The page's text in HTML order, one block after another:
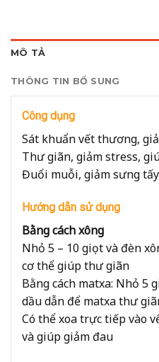
MÔ TẢ
THÔNG TIN BỔ SUNG
Công dụng
Sát khuẩn vết thương,
Thư giãn, giảm stress,
Đuổi muỗi, giảm sưng
Hướng dẫn sử dụng
Bằng cách xông
Nhỏ 5 – 10 giọt và đèn
cơ thể giúp thư giãn
Bằng cách matxa: Nhỏ 5
dầu dẫn để matxa thư
Có thể xoa trực tiếp vào
và giúp giảm đau